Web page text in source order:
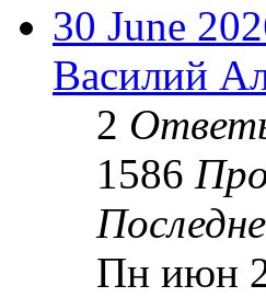
30 June
Василий
2
1586
Пн июн